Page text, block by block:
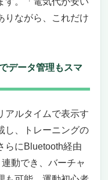
向きかも
エネで楽しめる理
な人には向かない
Z1/Z3
ネ型ランニング
りながら、これだけ
データ管理もスマ
アルタイムで表示す
し、トレーニングの
らにBluetooth経由
動でき、バーチャ